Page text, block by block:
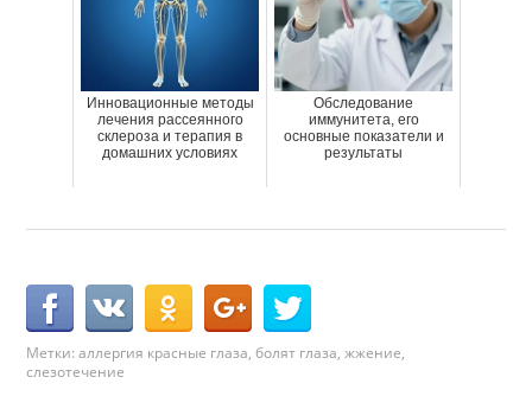
Инновационные методы
лечения рассеянного
склероза и терапия в
домашних условиях
Обследование
иммунитета, его
основные показатели и
результаты
Метки:аллергия красные глаза,болят глаза,жжение,
слезотечение